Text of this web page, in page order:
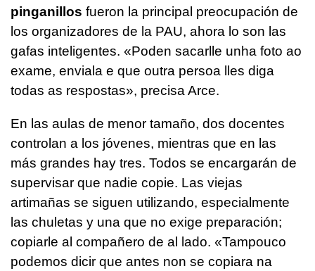
pinganillos fueron la principal preocupación de
los organizadores de la PAU, ahora lo son las
gafas inteligentes. «Poden sacarlle unha foto ao
exame, enviala e que outra persoa lles diga
todas as respostas», precisa Arce.
En las aulas de menor tamaño, dos docentes
controlan a los jóvenes, mientras que en las
más grandes hay tres. Todos se encargarán de
supervisar que nadie copie. Las viejas
artimañas se siguen utilizando, especialmente
las chuletas y una que no exige preparación;
copiarle al compañero de al lado. «Tampouco
podemos dicir que antes non se copiara na